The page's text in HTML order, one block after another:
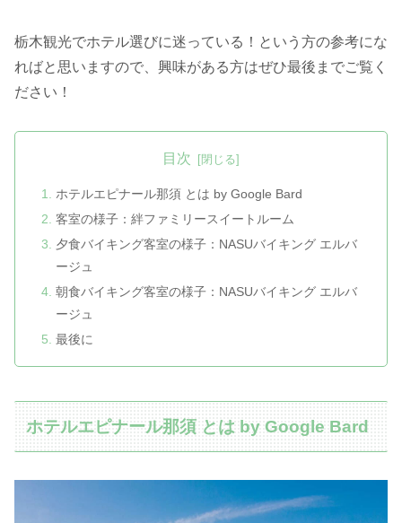
栃木観光でホテル選びに迷っている！という方の参考にな
ればと思いますので、興味がある方はぜひ最後までご覧く
ださい！
目次
ホテルエピナール那須 とは by Google Bard
客室の様子：絆ファミリースイートルーム
夕食バイキング客室の様子：NASUバイキング エルバ
ージュ
朝食バイキング客室の様子：NASUバイキング エルバ
ージュ
最後に
ホテルエピナール那須 とは by Google Bard